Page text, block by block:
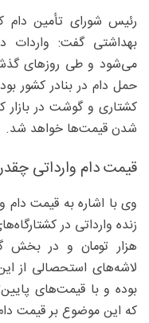
رئیس شورای تأمین دام
بهداشتی گفت: واردات
می‌شود و طی روزهای
حمل دام در بنادر کشور
کشتاری و گوشت در
شدن قیمت‌ها خواهد شد.
قیمت دام وارداتی
وی با اشاره به قیمت دام
لاشه‌های استحصالی از
بوده و با قیمت‌های
که این موضوع بر قیمت